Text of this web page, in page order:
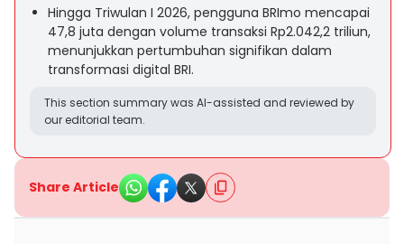
Hingga Triwulan I 2026, pengguna BRImo mencapai
47,8 juta dengan volume transaksi Rp2.042,2 triliun,
menunjukkan pertumbuhan signifikan dalam
transformasi digital BRI.
This section summary was AI-assisted and reviewed by
our editorial team.
Share Article